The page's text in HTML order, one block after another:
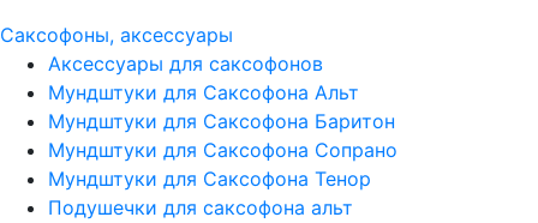
Саксофоны, аксессуары
Аксессуары для саксофонов
Мундштуки для Саксофона Альт
Мундштуки для Саксофона Баритон
Мундштуки для Саксофона Сопрано
Мундштуки для Саксофона Тенор
Подушечки для саксофона альт